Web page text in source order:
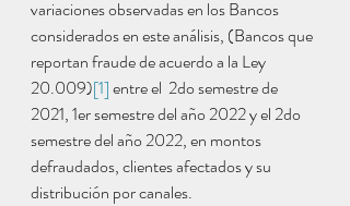
variaciones observadas en los Bancos
considerados en este análisis, (Bancos que
reportan fraude de acuerdo a la Ley
20.009)[1] entre el  2do semestre de
2021, 1er semestre del año 2022 y el 2do
semestre del año 2022, en montos
defraudados, clientes afectados y su
distribución por canales.